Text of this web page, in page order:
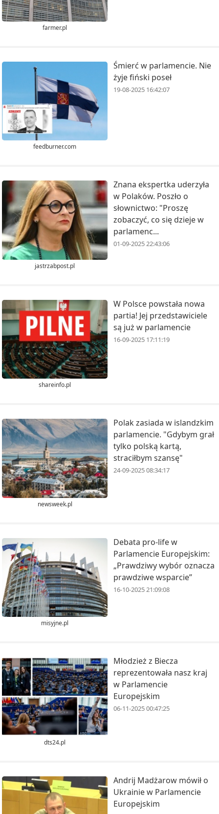
farmer.pl
feedburner.com
Śmierć w parlamencie. Nie
żyje fiński poseł
19-08-2025 16:42:07
jastrzabpost.pl
Znana ekspertka uderzyła
w Polaków. Poszło o
słownictwo: "Proszę
zobaczyć, co się dzieje w
parlamenc...
01-09-2025 22:43:06
shareinfo.pl
W Polsce powstała nowa
partia! Jej przedstawiciele
są już w parlamencie
16-09-2025 17:11:19
newsweek.pl
Polak zasiada w islandzkim
parlamencie. "Gdybym grał
tylko polską kartą,
straciłbym szansę"
24-09-2025 08:34:17
misyjne.pl
Debata pro-life w
Parlamencie Europejskim:
„Prawdziwy wybór oznacza
prawdziwe wsparcie”
16-10-2025 21:09:08
dts24.pl
Młodzież z Biecza
reprezentowała nasz kraj
w Parlamencie
Europejskim
06-11-2025 00:47:25
Andrij Madżarow mówił o
Ukrainie w Parlamencie
Europejskim